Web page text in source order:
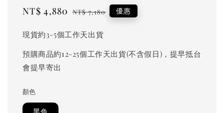
Sale
NT$ 4,880 Regular
NT$ 7,180 優惠
現貨約3-5個工作天出貨
預購商品約12-25個工作天出貨(不含假日)，提早抵台
會提早寄出
顏色